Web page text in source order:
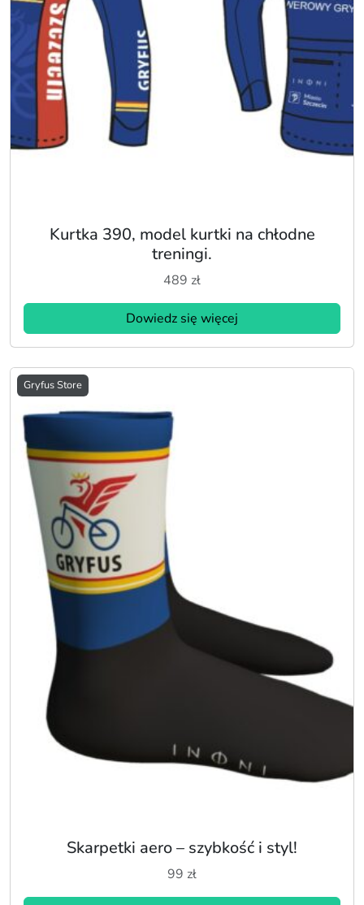
Kurtka 390, model kurtki na chłodne
treningi.
489 zł
Dowiedz się więcej
Gryfus Store
Skarpetki aero – szybkość i styl!
99 zł